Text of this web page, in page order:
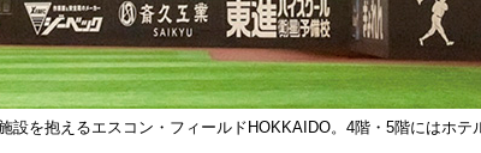
設を抱えるエスコン・フィールドHOKKAIDO。4階・5階にはホテ